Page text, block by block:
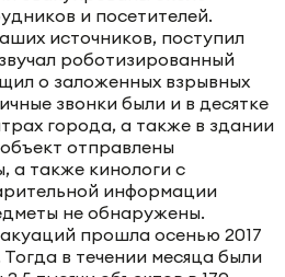
и посетителей.
источников, поступил
роботизированный
о заложенных взрывных
звонки были и в десятке
города, а также в здании
отправлены
а также кинологи с
информации
не обнаружены.
прошла осенью 2017
в течении месяца были